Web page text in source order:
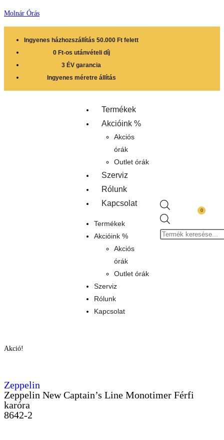
Molnár Órás
Ingyenes házhozszállítás 50.000 Ft felett
0 Ft-os utánvételi díj
3 ÉV garancia
Ingyenes méretre állítás
Termékek
Akcióink %
Akciós
órák
Outlet órák
Szerviz
Rólunk
Kapcsolat
Termékek
Akcióink %
Akciós
órák
Outlet órák
Szerviz
Rólunk
Kapcsolat
0
Akció!
Zeppelin
Zeppelin New Captain’s Line Monotimer Férfi
karóra
8642-2